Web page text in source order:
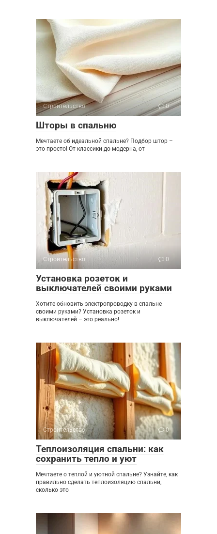
Строительство 0
Шторы в спальню
Мечтаете об идеальной спальне? Подбор штор –
это просто! От классики до модерна, от
Строительство 0
Установка розеток и
выключателей своими руками
Хотите обновить электропроводку в спальне
своими руками? Установка розеток и
выключателей – это реально!
Строительство 0
Теплоизоляция спальни: как
сохранить тепло и уют
Мечтаете о теплой и уютной спальне? Узнайте, как
правильно сделать теплоизоляцию спальни,
сколько это